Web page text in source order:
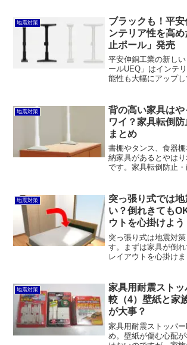
っと高いです。
地震対策
ブラックも！平
ンテリア性を高
止ポール」発売
平安伸銅工業の新し
ールUEQ」はインテ
能性も大幅にアップし
安定感をアップさせ
に、あて板を木ネジで
ではなく面で支える
地震対策
背の高い家具は
ワイ？家具転倒
まとめ
書棚やタンス、食器
納家具があるとやは
です。家具転倒防止
方式がありますが、
のスーパータックフ
宅でも使えてオスス
地震対策
突っ張り式では
い？倒れきても
ウトを心掛けよう
突っ張り式は地震対
す。まずは家具が倒
レイアウトを心掛けま
いものです。重いモノ
して重心を下げるの
地震対策
家具用耐震スト
較（4）壁紙と家
が大事？
家具用耐震ストッパ
め。壁紙が傷む心配